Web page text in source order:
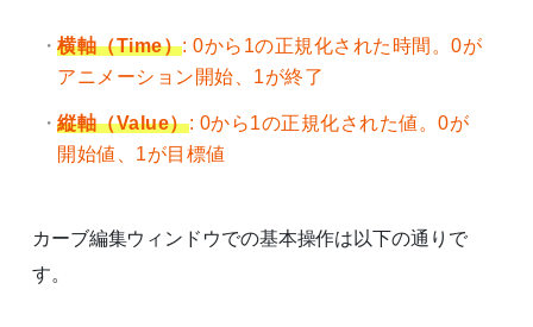
横軸（Time）: 0から1の正規化された時間。0が
アニメーション開始、1が終了
縦軸（Value）: 0から1の正規化された値。0が
開始値、1が目標値
カーブ編集ウィンドウでの基本操作は以下の通りで
す。